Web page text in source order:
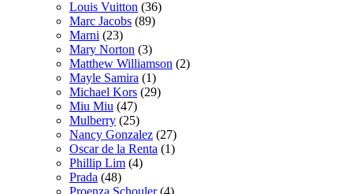
Louis Vuitton (36)
Marc Jacobs (89)
Marni (23)
Mary Norton (3)
Matthew Williamson (2)
Mayle Samira (1)
Michael Kors (29)
Miu Miu (47)
Mulberry (25)
Nancy Gonzalez (27)
Oscar de la Renta (1)
Phillip Lim (4)
Prada (48)
Proenza Schouler(4)